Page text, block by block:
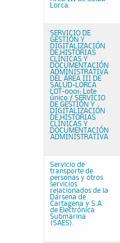
Lorca.
SERVICIO DE
GESTIÓN Y
DIGITALIZACIÓN
DE HISTORIAS
CLÍNICAS Y
DOCUMENTACIÓN
ADMINISTRATIVA
DEL ÁREA III DE
SALUD-LORCA
LOT-0001: Lote
único / SERVICIO
DE GESTIÓN Y
DIGITALIZACIÓN
DE HISTORIAS
CLÍNICAS Y
DOCUMENTACIÓN
ADMINISTRATIVA
Servicio de
transporte de
personas y otros
servicios
relacionados de la
Dársena de
Cartagena y S.A.
de Electrónica
Submarina
(SAES).